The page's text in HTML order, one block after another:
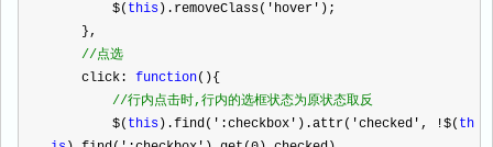
        $(
this ).removeClass( ' hover ' );
    },
//点选
    click:
function(){
//行内点击时,行内的选框状态为原状态取反
        $(
this ).find( ' :checkbox ' ).attr( 'checked ' , !$( th